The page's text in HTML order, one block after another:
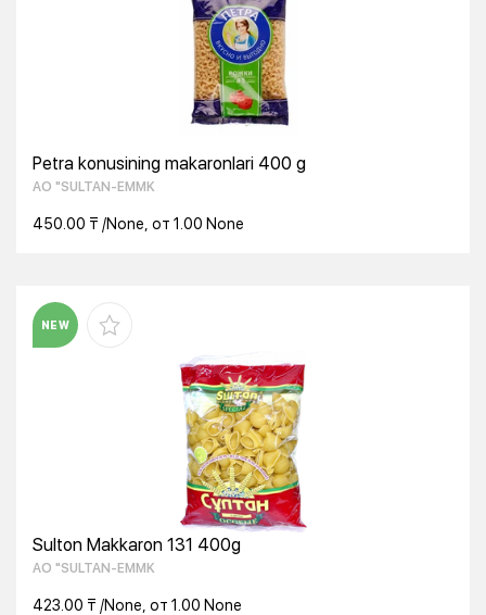
Petra konusining makaronlari 400 g
AO "SULTAN-EMMK
450.00 ₸ /None, от 1.00 None
NEW
Sulton Makkaron 131 400g
AO "SULTAN-EMMK
423.00 ₸ /None, от 1.00 None